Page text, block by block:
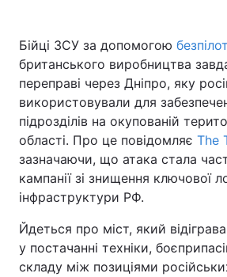
Бійці ЗСУ за допомогою
британського виробництва
переправі через Дніпро, яку
використовували для
підрозділів на окупованій
області. Про це повідомляє The
зазначаючи, що атака стала
кампанії зі знищення ключової
інфраструктури РФ.
Йдеться про міст, який
у постачанні техніки,
складу між позиціями